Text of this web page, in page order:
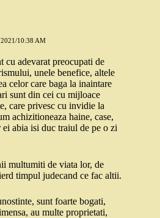
10:38 AM
cu adevarat preocupati de
unele benefice, altele
celor care baga la inaintare
sunt din cei cu mijloace
care privesc cu invidie la
achizitioneaza haine, case,
abia isi duc traiul de pe o zi
multumiti de viata lor, de
timpul judecand ce fac altii.
sunt foarte bogati,
au multe proprietati,